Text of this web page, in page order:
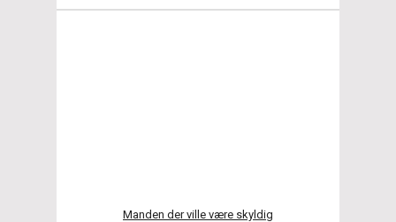
Manden der ville være skyldig